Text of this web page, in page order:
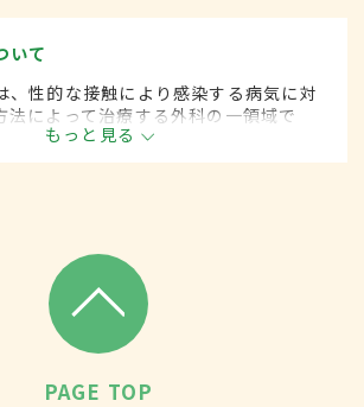
いて
、性的な接触により感染する病気に対
法によって治療する外科の一領域で
の制度改正前は、性感染症科と呼ばれ
もっと見る
PAGE TOP